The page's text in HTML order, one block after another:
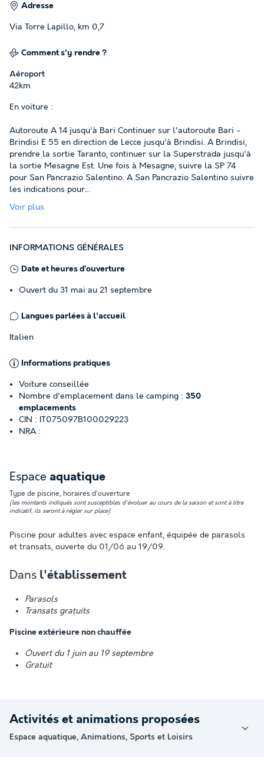
Adresse
Via Torre Lapillo, km 0,7
Comment s'y rendre ?
Aéroport
42km
En voiture :
Autoroute A 14 jusqu'à Bari Continuer sur l'autoroute Bari -
Brindisi E 55 en direction de Lecce jusqu'à Brindisi. A Brindisi,
prendre la sortie Taranto, continuer sur la Superstrada jusqu'à
la sortie Mesagne Est. Une fois à Mesagne, suivre la SP 74
pour San Pancrazio Salentino. A San Pancrazio Salentino suivre
les indications pour...
Voir plus
INFORMATIONS GÉNÉRALES
Date et heures d’ouverture
Ouvert du 31 mai au 21 septembre
Langues parlées à l'accueil
Italien
Informations pratiques
Voiture conseillée
Nombre d'emplacement dans le camping : 350
emplacements
CIN : IT075097B100029223
NRA :
Espace aquatique
Type de piscine, horaires d'ouverture
(les montants indiqués sont susceptibles d'évoluer au cours de la saison et sont à titre
indicatif, ils seront à régler sur place)
Piscine pour adultes avec espace enfant, équipée de parasols
et transats, ouverte du 01/06 au 19/09.
Dans l'établissement
Parasols
Transats gratuits
Piscine extérieure non chauffée
Ouvert du 1 juin au 19 septembre
Gratuit
Activités et animations proposées
Espace aquatique, Animations, Sports et Loisirs